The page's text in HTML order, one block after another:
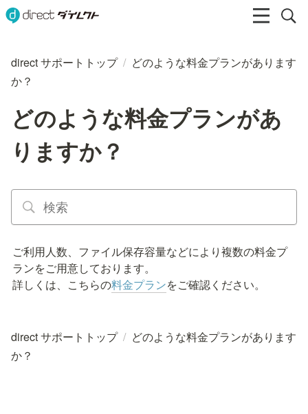
direct サポートトップ / どのような料金プランがあります
か？
どのような料金プランがあ
りますか？
ご利用人数、ファイル保存容量などにより複数の料金プ
ランをご用意しております。
詳しくは、こちらの料金プランをご確認ください。
direct サポートトップ / どのような料金プランがあります
か？